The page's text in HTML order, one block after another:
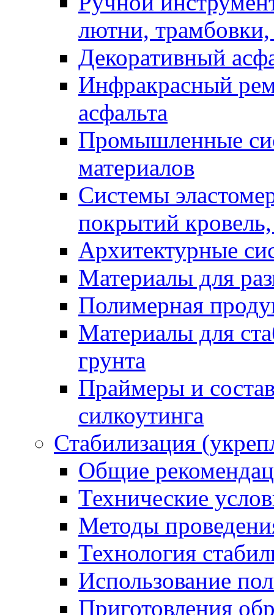
лютни, трамбовки,
Декоративный
Инфракрасный
асфальта
Промышленные
материалов
Системы
покрытий
Архитектурные
Материалы для
Полимерная
Материалы для
грунта
Праймеры и
силкоутинга
Стабилизация
Общие
Технические
Методы
Технология
Использование
Приготовления